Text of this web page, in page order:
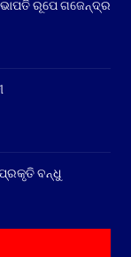
ରୂପେ ଗଜେନ୍ଦ୍ର
ବନ୍ଧୁ